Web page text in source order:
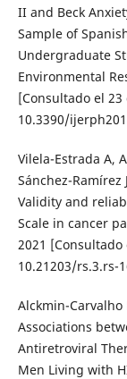
II and Beck
Sample of
Undergraduate
Environmental
[Consultado el
10.3390/
Vilela-Estrada A,
Sánchez-Ramírez
Validity and
Scale in cancer
2021
10.21203/rs.3.rs-
Alckmin-Carvalho
Associations
Antiretroviral
Men Living with